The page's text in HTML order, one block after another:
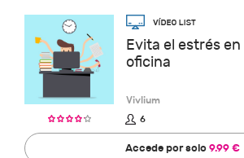
Evita el estrés en
oficina
Vivlium
6
Accede por solo9.99 €